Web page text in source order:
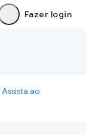
Fazer login
Assista ao